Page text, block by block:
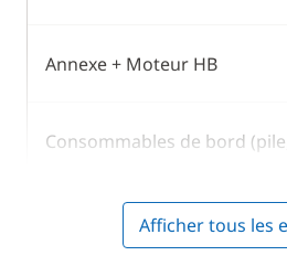
Annexe + Moteur HB
Consommables de bord
Hôtesse (repas non inclus)
Afficher tous les